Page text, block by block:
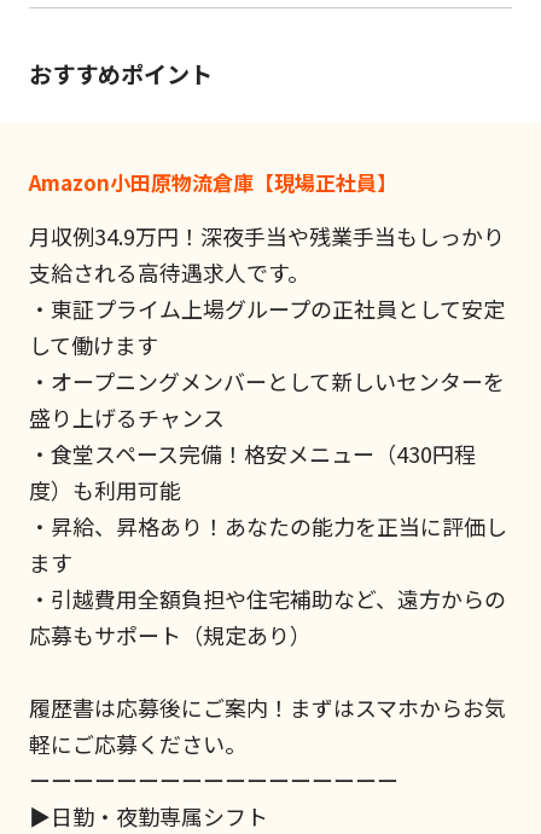
おすすめポイント
Amazon小田原物流倉庫【現場正社員】
月収例34.9万円！深夜手当や残業手当もしっかり
支給される高待遇求人です。
・東証プライム上場グループの正社員として安定
して働けます
・オープニングメンバーとして新しいセンターを
盛り上げるチャンス
・食堂スペース完備！格安メニュー（430円程
度）も利用可能
・昇給、昇格あり！あなたの能力を正当に評価し
ます
・引越費用全額負担や住宅補助など、遠方からの
応募もサポート（規定あり）
履歴書は応募後にご案内！まずはスマホからお気
軽にご応募ください。
ーーーーーーーーーーーーーーーーー
▶日勤・夜勤専属シフト